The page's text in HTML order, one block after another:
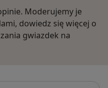
Moderujemy je
dowiedz się więcej o
gwiazdek na